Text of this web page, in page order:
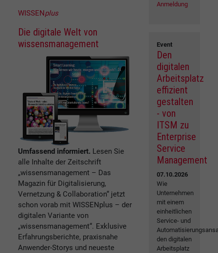
WISSENplus
Die digitale Welt von
wissensmanagement
Umfassend informiert. Lesen Sie
alle Inhalte der Zeitschrift
„wissensmanagement – Das
Magazin für Digitalisierung,
Vernetzung & Collaboration“ jetzt
schon vorab mit WISSENplus – der
digitalen Variante von
„wissensmanagement“. Exklusive
Erfahrungsberichte, praxisnahe
Anwender-Storys und neueste
Anmeldung
Event
Den
digitalen
Arbeitsplatz
effizient
gestalten
- von
ITSM zu
Enterprise
Service
Management
07.10.2026
Wie
Unternehmen
mit einem
einheitlichen
Service- und
den digitalen
Arbeitsplatz